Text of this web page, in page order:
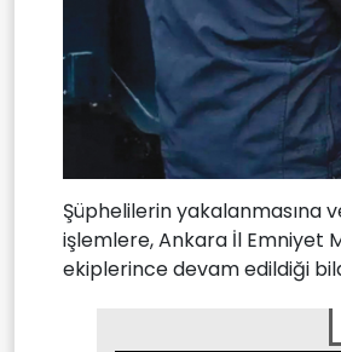
Şüphelilerin yakalanmasına
işlemlere, Ankara İl Emniyet
ekiplerince devam edildiği